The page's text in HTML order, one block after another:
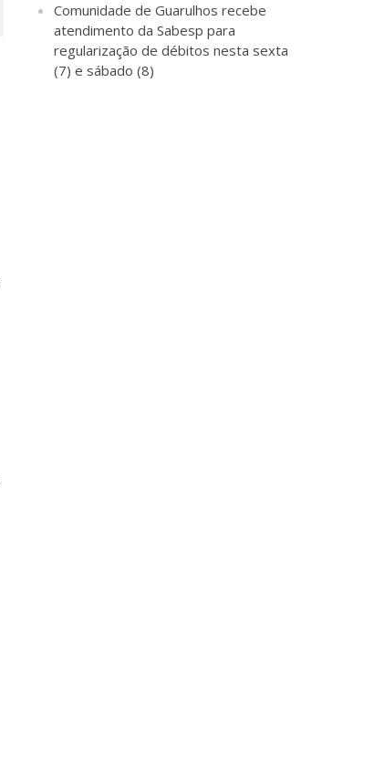
Comunidade de Guarulhos recebe
atendimento da Sabesp para
regularização de débitos nesta sexta
(7) e sábado (8)